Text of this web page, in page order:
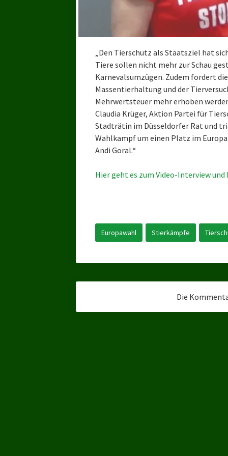
„Den Tierschutz als Staatsziel hat
Tiere sollen nicht mehr zur Schau
Karnevalsumzügen. Zudem fordert
Massentierhaltung und der
Mehrwertsteuer mehr erhoben
Claudia Krüger, Aktion Partei für
Stadträtin im Düsseldorfer Rat und
Wahlkampf um einen Platz im
Andi Goral.“
Hier geht es zum Video-Interview und
Europawahl Stierkämpfe
Die